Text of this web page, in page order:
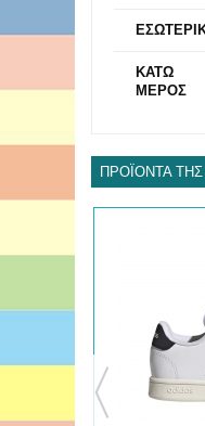
ΚΑΤΩ
ΜΕΡΟΣ
ΠΡΟΪΌΝΤΑ ΤΗΣ